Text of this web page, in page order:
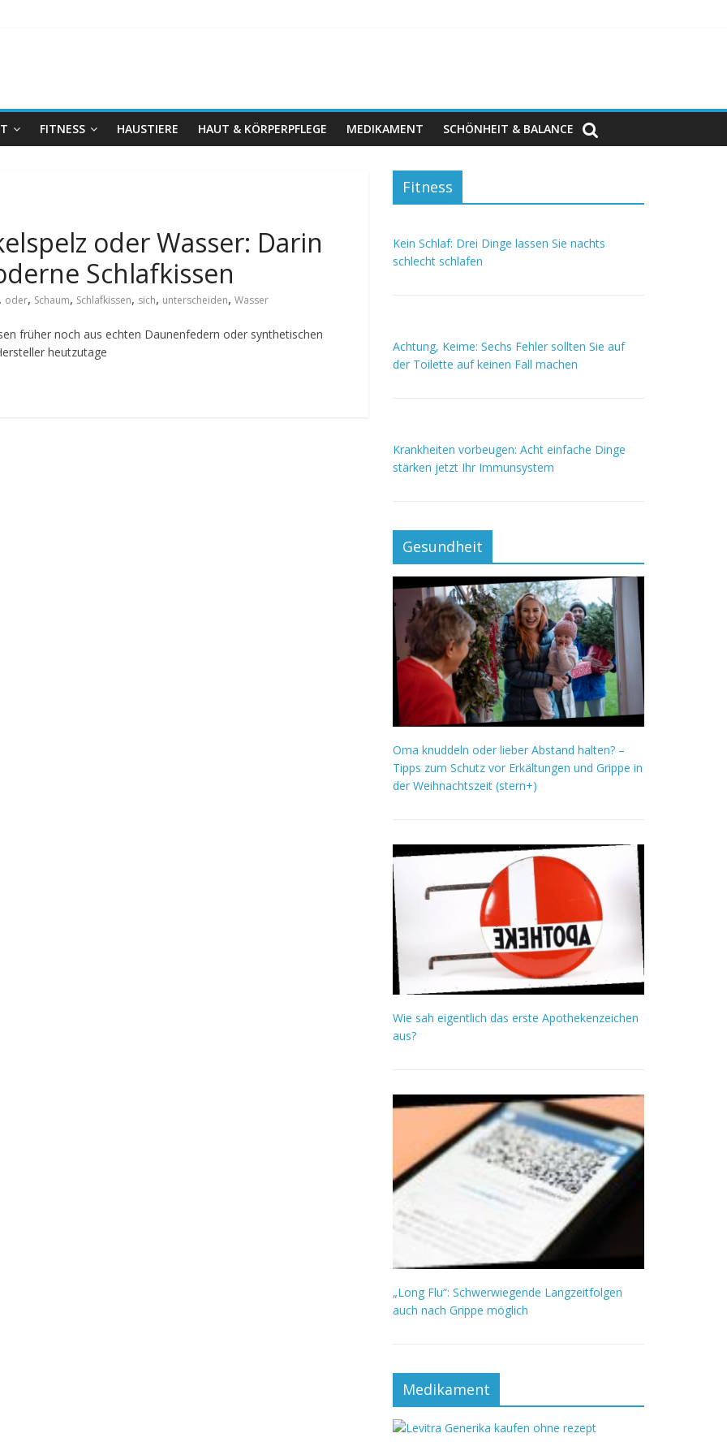
FITNESS HAUSTIERE HAUT & KÖRPERPFLEGE MEDIKAMENT SCHÖNHEIT & BALANCE
oder Wasser: Darin
Schlafkissen
, oder, Schaum, Schlafkissen, sich, unterscheiden, Wasser
früher noch aus echten Daunenfedern oder synthetischen
heutzutage
Fitness
Kein Schlaf: Drei Dinge lassen Sie nachts
schlecht schlafen
Achtung, Keime: Sechs Fehler sollten Sie auf
der Toilette auf keinen Fall machen
Krankheiten vorbeugen: Acht einfache Dinge
stärken jetzt Ihr Immunsystem
Gesundheit
Oma knuddeln oder lieber Abstand halten? –
Tipps zum Schutz vor Erkältungen und Grippe in
der Weihnachtszeit (stern+)
Wie sah eigentlich das erste Apothekenzeichen
aus?
„Long Flu“: Schwerwiegende Langzeitfolgen
auch nach Grippe möglich
Medikament